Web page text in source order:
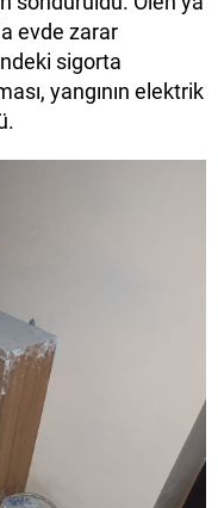
evde zarar
sigorta
yangının elektrik